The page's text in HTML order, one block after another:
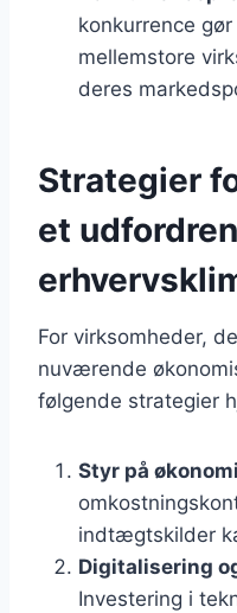
konkurrence
mellemstore
deres
Strategier
et
For virksomheder,
nuværende
følgende strategier
Styr på
indtægtskilder
Digitalisering
Investering i